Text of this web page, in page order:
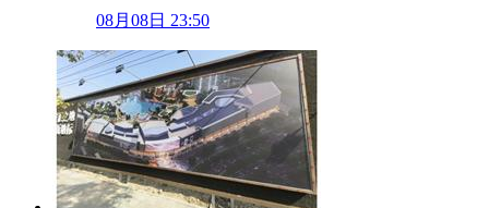
08月08日 23:50